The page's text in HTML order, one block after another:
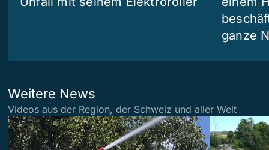
ganze
Weitere News
Videos aus der Region, der Schweiz und aller Welt